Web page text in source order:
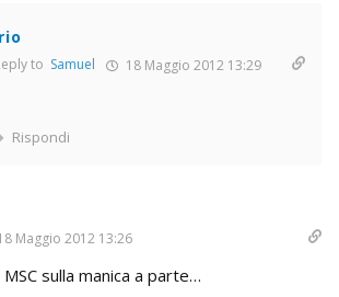
to Samuel 18 Maggio 2012 13:29
Rispondi
Maggio 2012 13:26
sulla manica a parte…